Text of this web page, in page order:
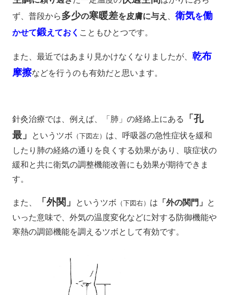
ず、 普段から多少の寒暖差を皮膚に与え 衛気を働
かせて鍛えておく こともひとつです。
また、最近ではあまり見かけなくなりましたが、 乾布
摩擦などを行うのも有効だと思います。
針灸治療では、例えば、「肺」の経絡上にある
「孔
最」
というツボ （下図左） は、呼吸器の急性症状を緩和
したり肺の経絡の通りを良くする効果があり、咳症状の
緩和と共に衛気の調整機能改善にも効果が期待できま
す。
また、 「外関」 というツボ （下図右） は 「外の関門」
と
いった意味で、外気の温度変化などに対する防御機能や
寒熱の調節機能を調えるツボとして有効です。